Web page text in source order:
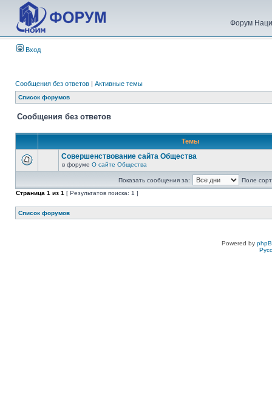
Форум
Вход
Сообщения без ответов | Активные темы
Список форумов
Сообщения без ответов
Темы
Совершенствование сайта Общества
в форуме О сайте Общества
Показать сообщения за:
Поле
Страница 1 из 1 [ Результатов поиска: 1 ]
Список форумов
Powered by